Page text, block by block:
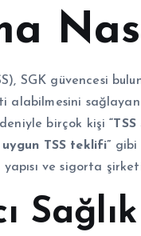
SGK güvencesi
alabilmesini
birçok kişi
uygun TSS teklifi” gibi
ve sigorta